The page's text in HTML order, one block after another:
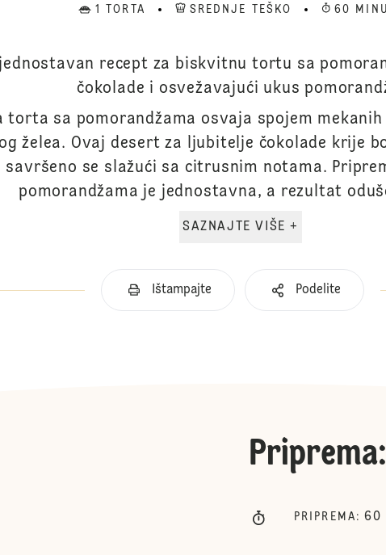
1 TORTA SREDNJE TEŠKO 60
recept za biskvitnu tortu sa
čokolade i osvežavajući ukus
torta sa pomorandžama osvaja spojem
želea. Ovaj desert za ljubitelje čokolade krije
savršeno se slažući sa citrusnim notama.
pomorandžama je jednostavna, a rezultat
SAZNAJTE VIŠE +
Ištampajte Podelite
Priprema:
PRIPREMA : 60